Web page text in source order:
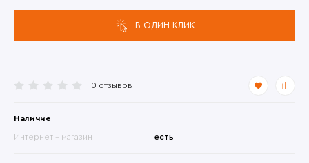
0 отзывов
Наличие
Интернет - магазин есть
В ОДИН КЛИК